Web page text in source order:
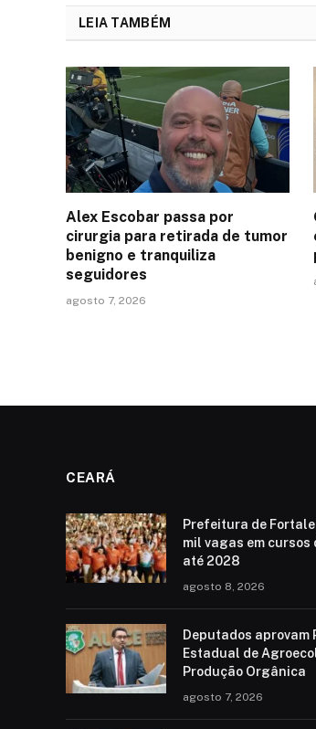
LEIA TAMBÉM
Alex Escobar passa por
cirurgia para retirada de tumor
benigno e tranquiliza
seguidores
agosto 7, 2026
CEARÁ
Prefeitura de
mil vagas em cursos
até 2028
agosto 8, 2026
Deputados aprovam
Estadual de
Produção Orgânica
agosto 7, 2026